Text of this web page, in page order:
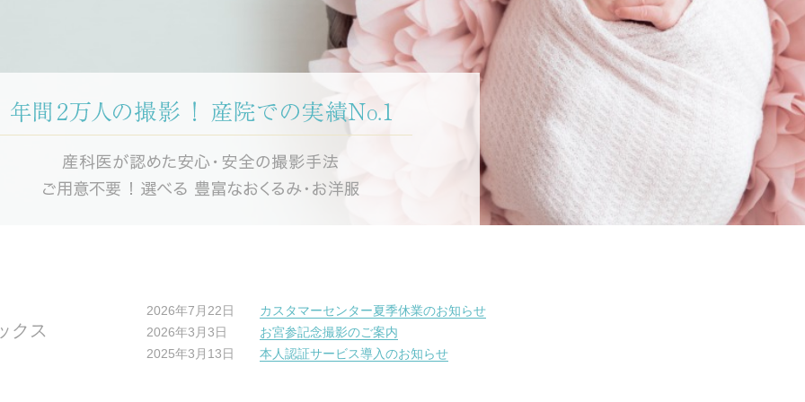
クス
2026年7月22日
カスタマーセンター夏季休業のお知らせ
2026年3月3日
お宮参記念撮影のご案内
2025年3月13日
本人認証サービス導入のお知らせ